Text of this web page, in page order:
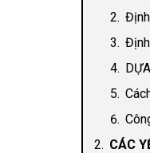
CÁC